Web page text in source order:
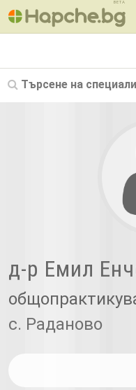
BETA
Търсене на
д-р Емил
с. Раданово